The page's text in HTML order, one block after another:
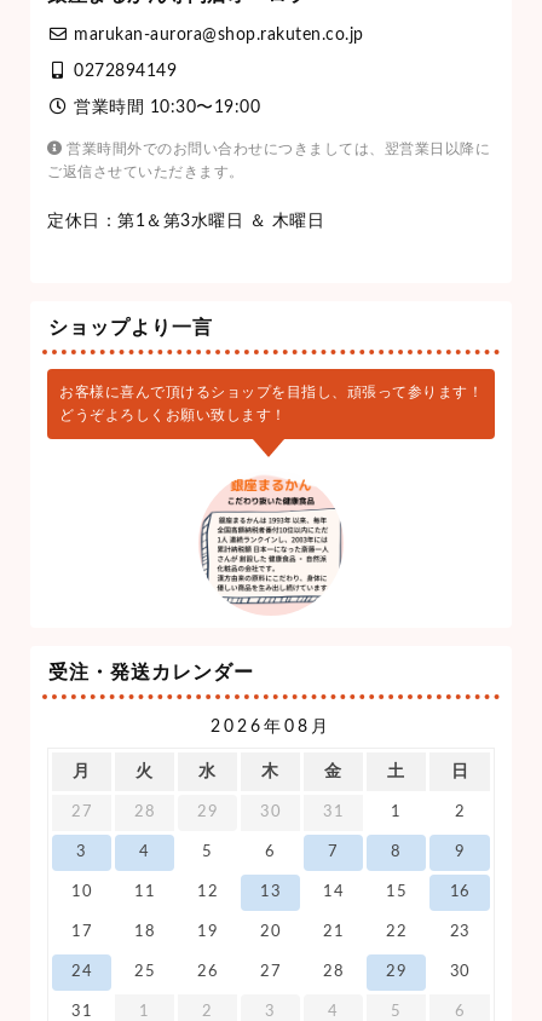
marukan-aurora@shop.rakuten.co.jp
0272894149
営業時間 10:30〜19:00
営業時間外でのお問い合わせにつきましては、翌営業日以降に
ご返信させていただきます。
定休日：第1＆第3水曜日 ＆ 木曜日
ショップより一言
お客様に喜んで頂けるショップを目指し、頑張って参ります！
どうぞよろしくお願い致します！
受注・発送カレンダー
2026年08月
月 火 水 木 金 土 日
27 28 29 30 31 1 2
3 4 5 6 7 8 9
10 11 12 13 14 15 16
17 18 19 20 21 22 23
24 25 26 27 28 29 30
31 1 2 3 4 5 6